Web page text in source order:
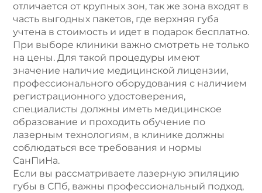
отличается от крупных зон, так же зона входят в
часть выгодных пакетов, где верхняя губа
учтена в стоимость и идет в подарок бесплатно.
При выборе клиники важно смотреть не только
на цены. Для такой процедуры имеют
значение наличие медицинской лицензии,
профессионального оборудования с наличием
регистрационного удостоверения,
специалисты должны иметь медицинское
образование и проходить обучение по
лазерным технологиям, в клинике должны
соблюдаться все требования и нормы
СанПиНа.
Если вы рассматриваете лазерную эпиляцию
губы в СПб, важны профессиональный подход,